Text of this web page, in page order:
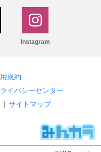
Instagram
規約
イバシーセンター
| サイトマップ